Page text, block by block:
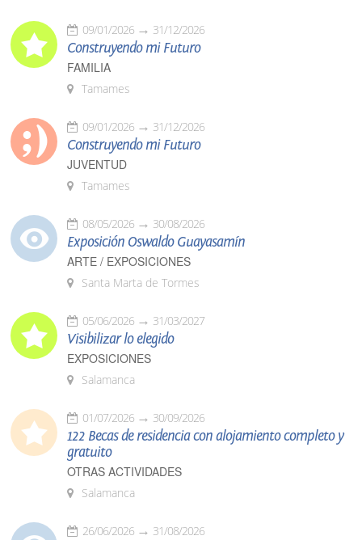
09/01/2026 31/12/2026
Construyendo mi Futuro
FAMILIA
Tamames
09/01/2026 31/12/2026
Construyendo mi Futuro
JUVENTUD
Tamames
08/05/2026 30/08/2026
Exposición Oswaldo Guayasamín
ARTE / EXPOSICIONES
Santa Marta de Tormes
05/06/2026 31/03/2027
Visibilizar lo elegido
EXPOSICIONES
Salamanca
01/07/2026 30/09/2026
122 Becas de residencia con alojamiento completo y
gratuito
OTRAS ACTIVIDADES
Salamanca
26/06/2026 31/08/2026